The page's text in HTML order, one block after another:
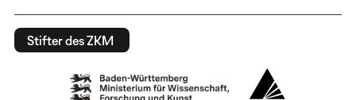
Stifter des ZKM